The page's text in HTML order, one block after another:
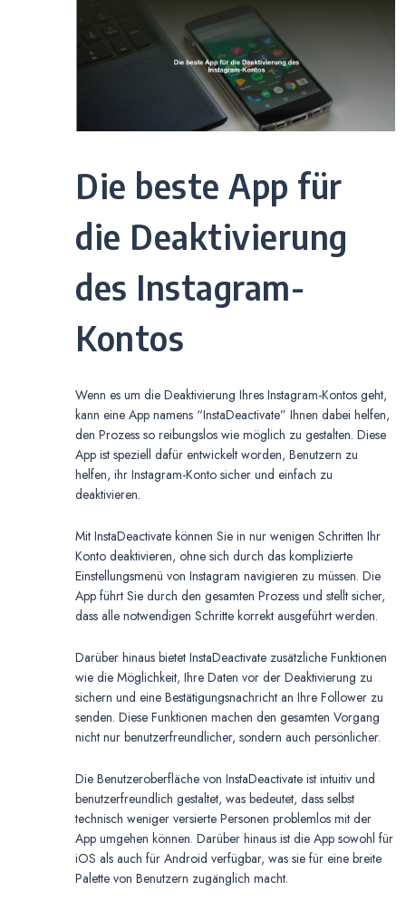
Die beste App für
die Deaktivierung
des Instagram-
Kontos
Wenn es um die Deaktivierung Ihres Instagram-Kontos geht,
kann eine App namens “InstaDeactivate” Ihnen dabei helfen,
den Prozess so reibungslos wie möglich zu gestalten. Diese
App ist speziell dafür entwickelt worden, Benutzern zu
helfen, ihr Instagram-Konto sicher und einfach zu
deaktivieren.
Mit InstaDeactivate können Sie in nur wenigen Schritten Ihr
Konto deaktivieren, ohne sich durch das komplizierte
Einstellungsmenü von Instagram navigieren zu müssen. Die
App führt Sie durch den gesamten Prozess und stellt sicher,
dass alle notwendigen Schritte korrekt ausgeführt werden.
Darüber hinaus bietet InstaDeactivate zusätzliche Funktionen
wie die Möglichkeit, Ihre Daten vor der Deaktivierung zu
sichern und eine Bestätigungsnachricht an Ihre Follower zu
senden. Diese Funktionen machen den gesamten Vorgang
nicht nur benutzerfreundlicher, sondern auch persönlicher.
Die Benutzeroberfläche von InstaDeactivate ist intuitiv und
benutzerfreundlich gestaltet, was bedeutet, dass selbst
technisch weniger versierte Personen problemlos mit der
App umgehen können. Darüber hinaus ist die App sowohl für
iOS als auch für Android verfügbar, was sie für eine breite
Palette von Benutzern zugänglich macht.